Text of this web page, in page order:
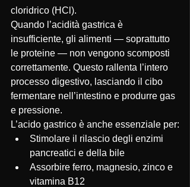
cloridrico (HCl).
Quando l’acidità gastrica è
insufficiente, gli alimenti — soprattutto
le proteine — non vengono scomposti
correttamente. Questo rallenta l’intero
processo digestivo, lasciando il cibo
fermentare nell’intestino e produrre gas
e pressione.
L’acido gastrico è anche essenziale per:
Stimolare il rilascio degli enzimi
pancreatici e della bile
Assorbire ferro, magnesio, zinco e
vitamina B12